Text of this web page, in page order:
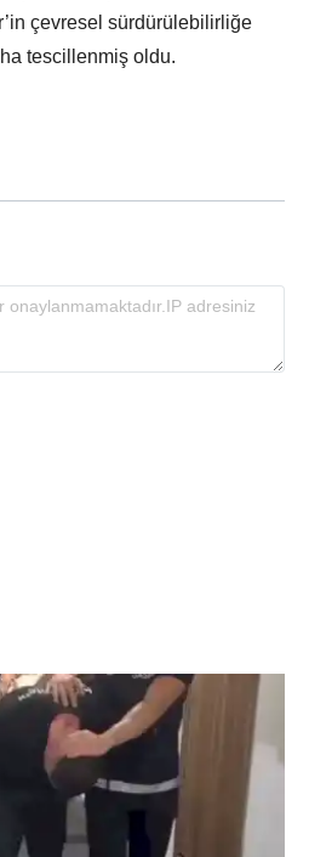
çevresel sürdürülebilirliğe
tescillenmiş oldu.